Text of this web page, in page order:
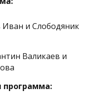
и Слободяник
Валикаев и
программа: